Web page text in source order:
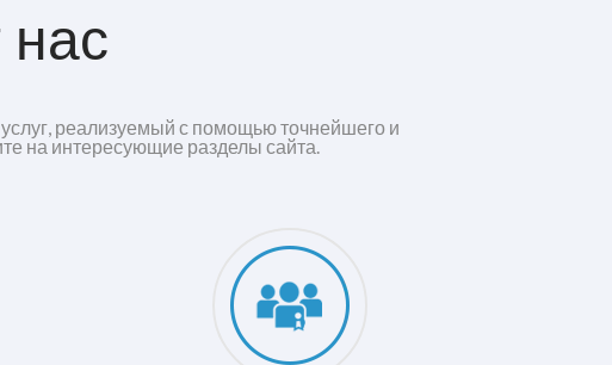
реализуемый с помощью точнейшего и
на интересующие разделы сайта.